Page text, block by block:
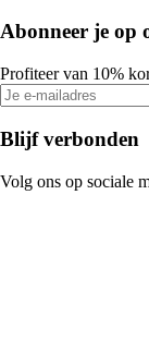
Abonneer je op
Profiteer van 10%
Blijf verbonden
Volg ons op sociale